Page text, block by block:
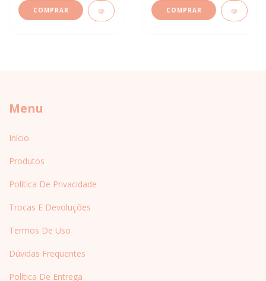
COMPRAR COMPRAR
Menu
Início
Produtos
Política De Privacidade
Trocas E Devoluções
Termos De Uso
Dúvidas Frequentes
Política De Entrega